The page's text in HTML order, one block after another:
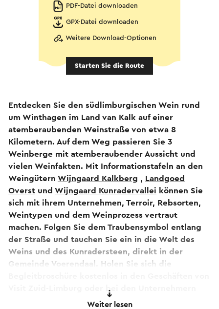
PDF-Datei downloaden
GPX-Datei downloaden
Weitere Download-Optionen
Starten Sie die Route
Entdecken Sie den südlimburgischen Wein rund
um Winthagen im Land van Kalk auf einer
atemberaubenden Weinstraße von etwa 8
Kilometern. Auf dem Weg passieren Sie 3
Weinberge mit atemberaubender Aussicht und
vielen Weinfakten. Mit Informationstafeln an den
Weingütern Wijngaard Kalkberg , Landgoed
Overst und Wijngaard Kunradervallei können Sie
sich mit ihrem Unternehmen, Terroir, Rebsorten,
Weintypen und dem Weinprozess vertraut
machen. Folgen Sie dem Traubensymbol entlang
der Straße und tauchen Sie ein in die Welt des
Weins und des Kunradersteen, direkt in der
Gemeinde Voerendaal. Holen Sie sich die
Visit Zuid-Limburg oder bei den Unternehmern
Weiter lesen